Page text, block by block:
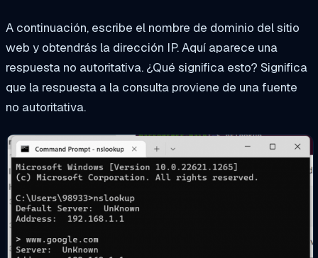
A continuación, escribe el nombre de dominio del sitio
web y obtendrás la dirección IP. Aquí aparece una
respuesta no autoritativa. ¿Qué significa esto? Significa
que la respuesta a la consulta proviene de una fuente
no autoritativa.